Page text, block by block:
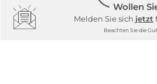
Wollen
Melden Sie sich jetzt
Beachten Sie die